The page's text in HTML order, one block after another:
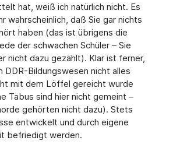
hat, weiß ich natürlich nicht. Es
wahrscheinlich, daß Sie gar nichts
haben (das ist übrigens die
der schwachen Schüler – Sie
nicht dazu gezählt). Klar ist ferner,
DDR-Bildungswesen nicht alles
mit dem Löffel gereicht wurde
Tabus sind hier nicht gemeint –
gehörten nicht dazu). Stets
entwickelt und durch eigene
befriedigt werden.